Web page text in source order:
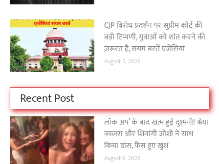
CJP विरोध प्रदर्शन पर सुप्रीम कोर्ट की
बड़ी टिप्पणी, युवाओं को शांत करने की
ज़रूरत है, संयम बरतें एजेंसियां
August 5, 2026
Recent Post
लॉक अप’ के बाद खत्म हुई दुश्मनी! श्रेया
कालरा और शिवांगी जोशी ने साथ
किया डांस, फैंस हुए खुश
August 6, 2026